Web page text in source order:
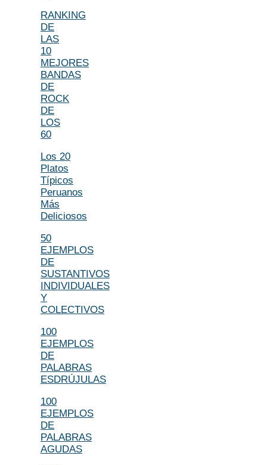
RANKING
DE
LAS
10
MEJORES
BANDAS
DE
ROCK
DE
LOS
60
Los 20
Platos
Típicos
Peruanos
Más
Deliciosos
50
EJEMPLOS
DE
SUSTANTIVOS
INDIVIDUALES
Y
COLECTIVOS
100
EJEMPLOS
DE
PALABRAS
ESDRÚJULAS
100
EJEMPLOS
DE
PALABRAS
AGUDAS